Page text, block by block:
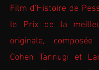
Film d'Histoire de
le Prix de la
originale,
Cohen Tannugi et